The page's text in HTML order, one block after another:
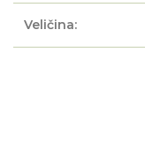
Veličina: